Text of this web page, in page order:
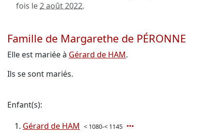
fois le2 août 2022.
Famille de Margarethe de PÉRONNE
Elle est mariée à Gérard de HAM.
Ils se sont mariés.
Enfant(s):
Gérard de HAM < 1080-< 1145